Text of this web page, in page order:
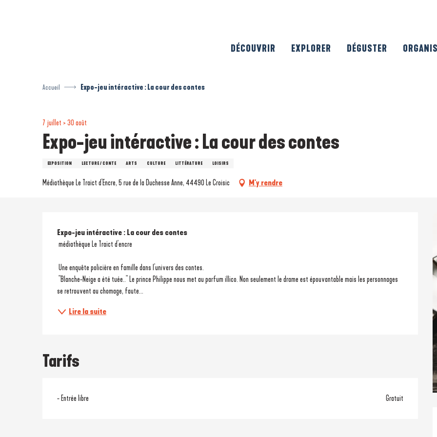
DÉCOUVRIR EXPLORER DÉGUSTER
Accueil Expo-jeu intéractive : La cour des contes
7 juillet > 30 août
Expo-jeu intéractive : La cour des contes
EXPOSITION LECTURE / CONTE ARTS CULTURE LITTÉRATURE LOISIRS
Médiathèque Le Traict d'Encre, 5 rue de la Duchesse Anne, 44490 Le Croisic M'y rendre
Description
Expo-jeu intéractive : La cour des contes
médiathèque Le Traict d'encre
Une enquête policière en famille dans l'univers des contes.
"Blanche-Neige a été tuée.." Le prince Philippe nous met au parfum illico. Non seulement le drame est épouvantable mais les personnages
se retrouvent au chomage, faute...
Lire la suite
Tarifs
- Entrée libre Gratuit